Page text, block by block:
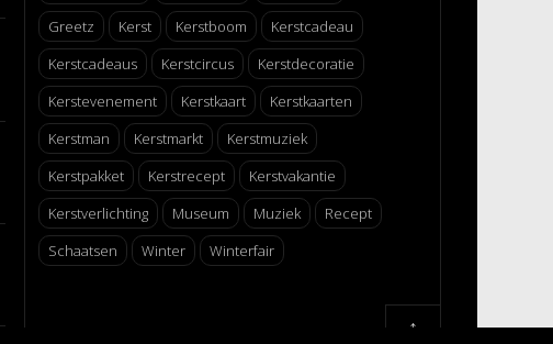
Greetz
Kerst Kerstboom
Kerstcadeau
Kerstcadeaus
Kerstcircus
Kerstdecoratie
Kerstevenement
Kerstkaart
Kerstkaarten
Kerstman
Kerstmarkt
Kerstmuziek
Kerstpakket
Kerstrecept
Kerstvakantie
Kerstverlichting
Museum Muziek
Recept
Schaatsen
Winter Winterfair
↑